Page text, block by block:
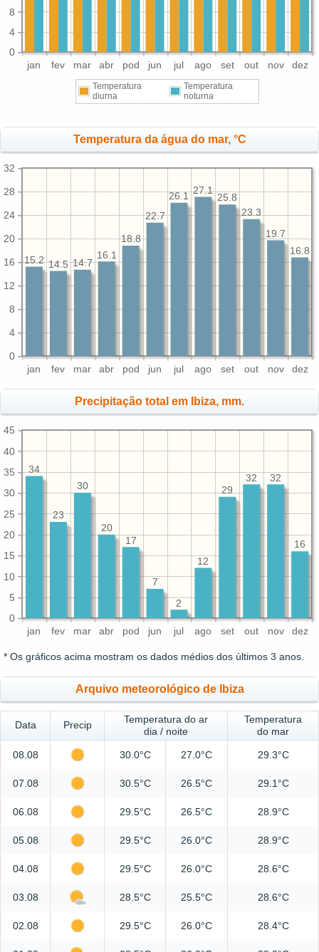
jan fev mar abr pod jun jul ago set out nov dez
0
4
8
Temperatura
diurna
Temperatura
noturna
Temperatura da água do mar, °C
jan fev mar abr pod jun jul ago set out nov dez
0
4
8
12
16
20
24
28
32
16.8
19.7
23.3
25.8
27.1
26.1
22.7
18.8
16.1
14.7
14.5
15.2
Precipitação total em Ibiza, mm.
jan fev mar abr pod jun jul ago set out nov dez
0
5
10
15
20
25
30
35
40
45
16
32
32
29
12
2
7
17
20
30
23
34
* Os gráficos acima mostram os dados médios dos últimos 3 anos.
Arquivo meteorológico de Ibiza
Data Precip
Temperatura do ar
dia / noite
Temperatura
do mar
08.08 30.0°C 27.0°C 29.3°C
07.08 30.5°C 26.5°C 29.1°C
06.08 29.5°C 26.5°C 28.9°C
05.08 29.5°C 26.0°C 28.9°C
04.08 29.5°C 26.0°C 28.6°C
03.08 28.5°C 25.5°C 28.6°C
02.08 29.5°C 26.0°C 28.4°C